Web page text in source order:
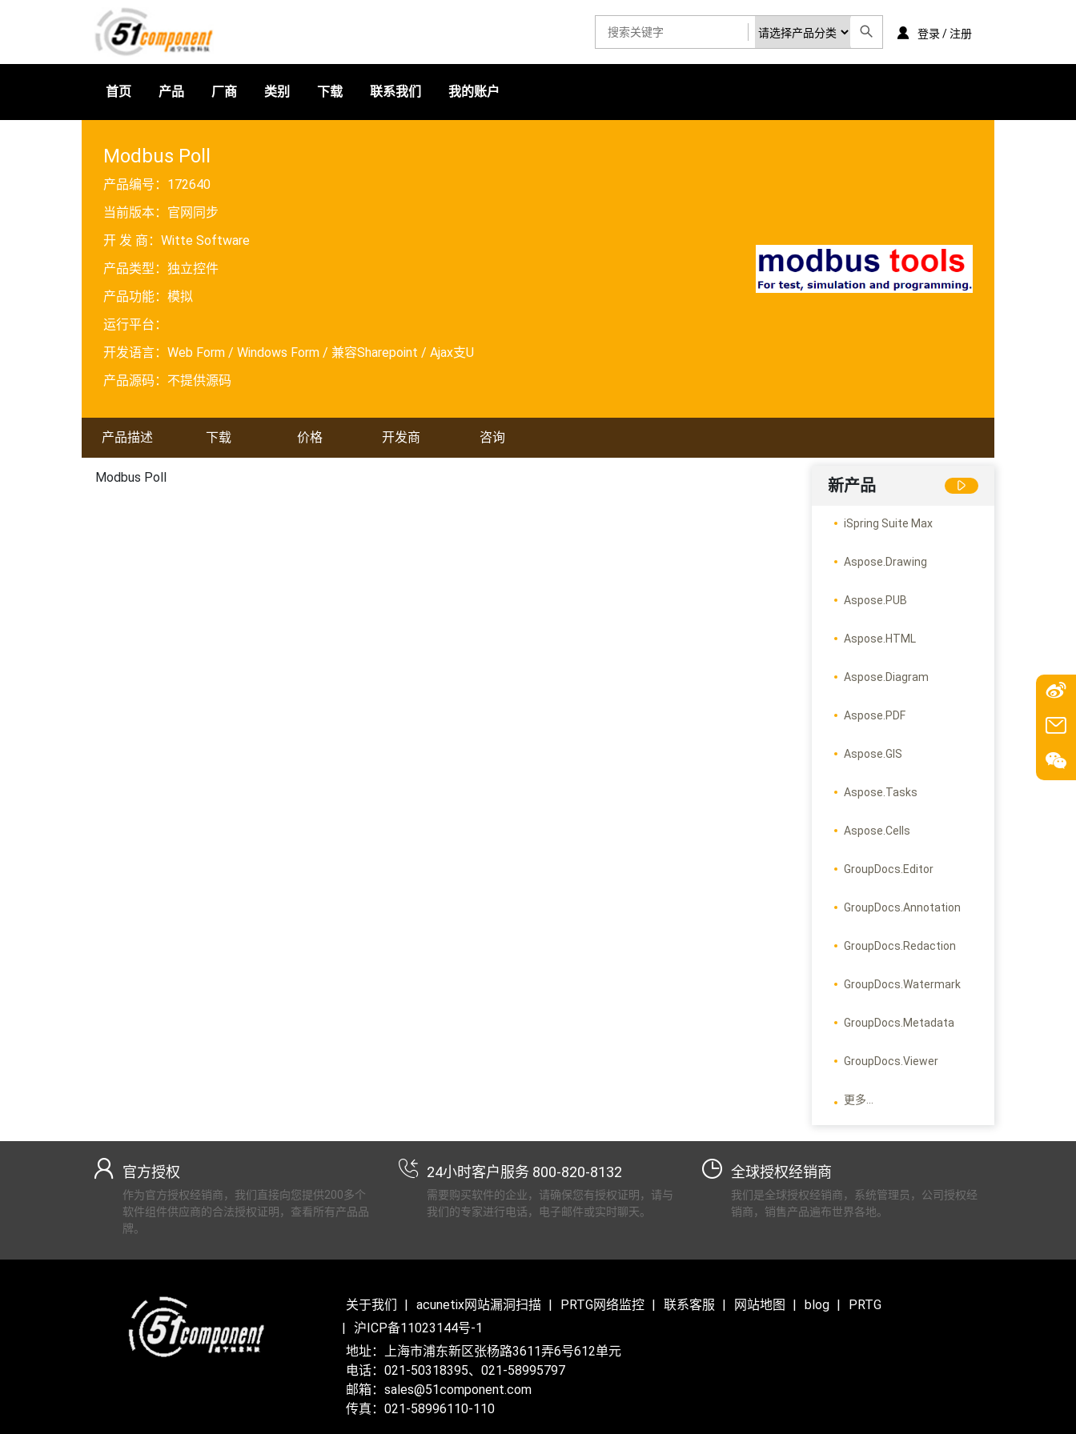
登录 / 注册
首页 产品 厂商 类别 下载 联系我们 我的账户
Modbus Poll
产品编号： 172640
当前版本： 官网同步
开 发 商： Witte Software
产品类型： 独立控件
产品功能： 模拟
运行平台：
开发语言： Web Form / Windows Form / 兼容Sharepoint / Ajax支U
产品源码： 不提供源码
产品描述 下载 价格 开发商 咨询
Modbus Poll 新产品
iSpring Suite Max
Aspose.Drawing
Aspose.PUB
Aspose.HTML
Aspose.Diagram
Aspose.PDF
Aspose.GIS
Aspose.Tasks
Aspose.Cells
GroupDocs.Editor
GroupDocs.Annotation
GroupDocs.Redaction
GroupDocs.Watermark
GroupDocs.Metadata
GroupDocs.Viewer
更多...
官方授权
作为官方授权经销商，我们直接向您提供200多个
软件组件供应商的合法授权证明，查看所有产品品
牌。
24小时客户服务 800-820-8132
需要购买软件的企业，请确保您有授权证明，请与
我们的专家进行电话，电子邮件或实时聊天。
全球授权经销商
我们是全球授权经销商，系统管理员，公司授权经
销商，销售产品遍布世界各地。
关于我们 acunetix网站漏洞扫描 PRTG网络监控 联系客服 网站地图 blog
PRTG
沪ICP备11023144号-1
地址：上海市浦东新区张杨路3611弄6号612单元
电话：021-50318395、021-58995797
邮箱：sales@51component.com
传真：021-58996110-110